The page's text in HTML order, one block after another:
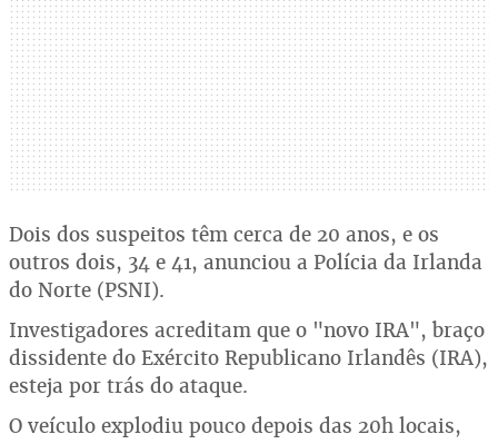
Dois dos suspeitos têm cerca de 20 anos, e os
outros dois, 34 e 41, anunciou a Polícia da Irlanda
do Norte (PSNI).
Investigadores acreditam que o "novo IRA", braço
dissidente do Exército Republicano Irlandês (IRA),
esteja por trás do ataque.
O veículo explodiu pouco depois das 20h locais,